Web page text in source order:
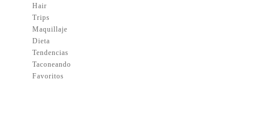
Hair
Trips
Maquillaje
Dieta
Tendencias
Taconeando
Favoritos